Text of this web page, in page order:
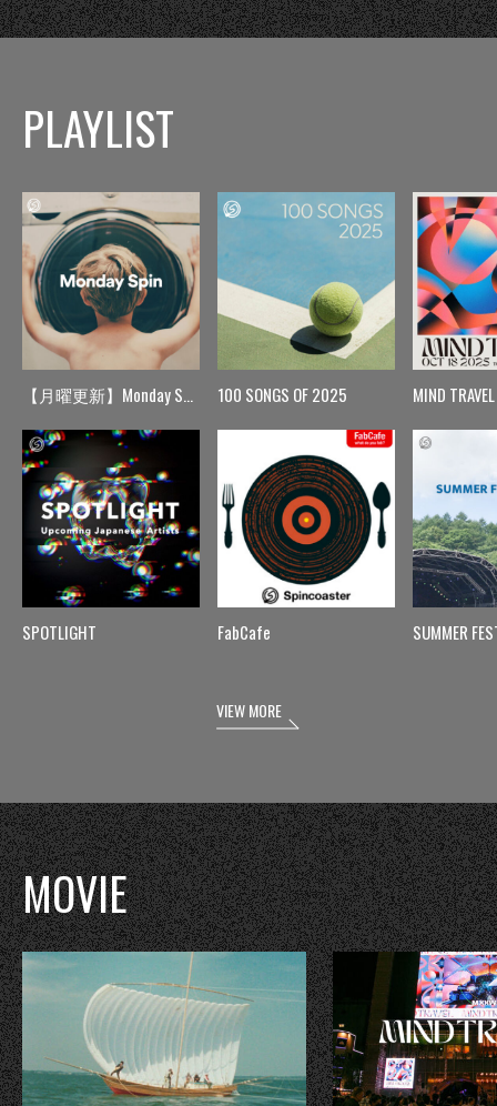
PLAYLIST
【月曜更新】Monday Spin
SPOTLIGHT
100 SONGS OF 2025
FabCafe
MIND TRAVEL
SUMMER
VIEW MORE
MOVIE